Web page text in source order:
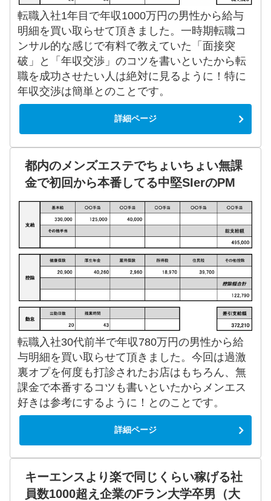
転職入社1年目で年収1000万円の男性から給与
明細を買い取らせて頂きました。一時期転職コ
ンサル的な感じで有料で教えていた「面接突
破」と「年収交渉」のコツを書いといたから転
職を成功させたい人は絶対に見るように！特に
年収交渉は簡単とのことです。
詳細ページ
都内のメンズエステでちょいちょい無課
金で初回から本番してる中堅SIerのPM
転職入社30代前半で年収780万円の男性から給
与明細を買い取らせて頂きました。今回は過激
裏オプを何度も打診されたお店はもちろん、無
課金で本番するコツも書いといたからメンエス
好きは参考にするように！とのことです。
詳細ページ
キーエンスより楽で同じくらい稼げる社
員数1000超え企業のFラン大学卒男（大